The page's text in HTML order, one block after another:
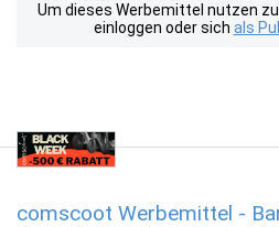
Um dieses Werbemittel nutzen
einloggen oder sich als
comscoot Werbemittel -